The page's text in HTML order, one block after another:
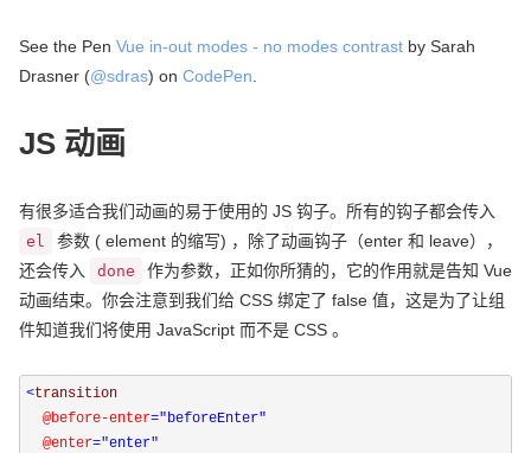
See the Pen Vue in-out modes - no modes contrast by Sarah
Drasner (@sdras) on CodePen
JS 动画
有很多适合我们动画的易于使用的 JS 钩子。所有的钩子都会传入
el
参数 ( element 的缩写) ，除了动画钩子（enter 和 leave），
还会传入
done
作为参数，正如你所猜的，它的作用就是告知 Vue
动画结束。你会注意到我们给 CSS 绑定了 false 值，这是为了让组
件知道我们将使用 JavaScript 而不是 CSS 。
<transition
@before-enter="beforeEnter"
  @enter
="enter"